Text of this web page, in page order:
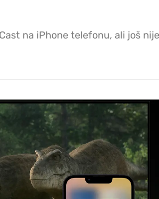
na iPhone telefonu, ali još